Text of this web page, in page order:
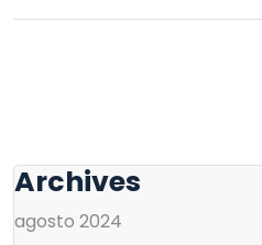
Archives
agosto 2024